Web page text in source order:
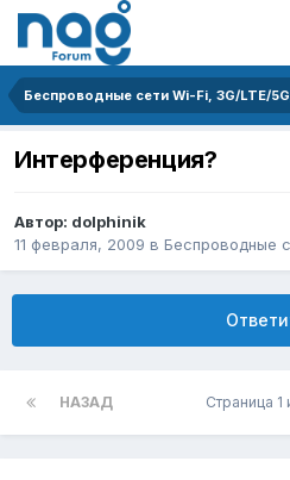
Беспроводные сети Wi-Fi, 3G/LTE/
Интерференция?
Автор: dolphinik
11 февраля, 2009 в Беспроводные
НАЗАД Страница 1